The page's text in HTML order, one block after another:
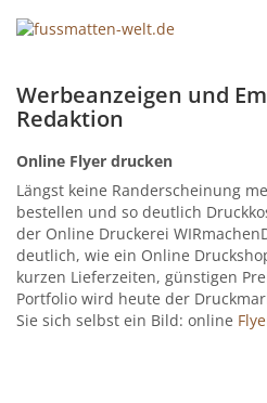
Werbeanzeigen und
Redaktion
Online Flyer drucken
Längst keine Randerscheinung
bestellen und so deutlich
der Online Druckerei
deutlich, wie ein Online
kurzen Lieferzeiten, günstigen
Portfolio wird heute der
Sie sich selbst ein Bild: online